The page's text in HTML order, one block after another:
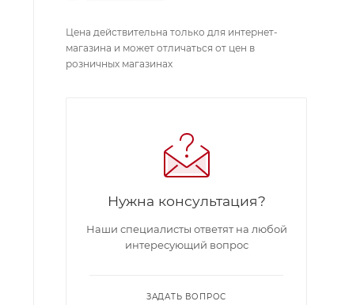
Цена действительна только для интернет-
магазина и может отличаться от цен в
розничных магазинах
Нужна консультация?
Наши специалисты ответят на любой
интересующий вопрос
ЗАДАТЬ ВОПРОС